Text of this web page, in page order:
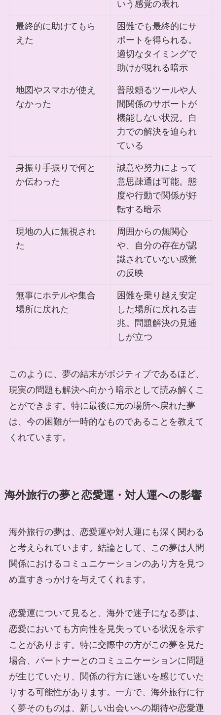
いう感覚の表れ
最終的に助けてもら
えた
困難でも最終的にサ
ポートを得られる。
適切なタイミングで
助けが現れる暗示
地図やスマホが使え
なかった
普段頼るツールや人
間関係のサポートが
機能しない状況。自
力での解決を迫られ
ている
身振り手振りで何と
か伝わった
誠意や努力によって
意思疎通は可能。態
度や行動で関係が好
転する暗示
現地の人に無視され
た
周囲からの無関心
や、自分の存在が認
識されていない感覚
の反映
無事にホテルや集合
場所に戻れた
困難を乗り越え安定
した場所に戻れる吉
兆。問題解決の見通
しが立つ
このように、夢の結末がポジティブであるほど、
現実の問題も解決へ向かう暗示として読み解くこ
とができます。特に最後に元の場所へ戻れた夢
は、今の困難が一時的なものであることを教えて
くれています。
海外旅行の夢と恋愛運・対人運への影響
海外旅行の夢は、恋愛運や対人運にも深く関わる
と考えられています。結論として、この夢は人間
関係におけるコミュニケーションのあり方を見つ
め直すきっかけを与えてくれます。
恋愛運について見ると、海外で迷子になる夢は、
恋愛においても方向性を見失っている状況を示す
ことがあります。特に交際中の方がこの夢を見た
場合、パートナーとのコミュニケーションに問題
が生じていたり、関係の行方に迷いを感じていた
りする可能性があります。一方で、海外旅行に行
く夢そのものは、新しい出会いへの期待や恋愛運